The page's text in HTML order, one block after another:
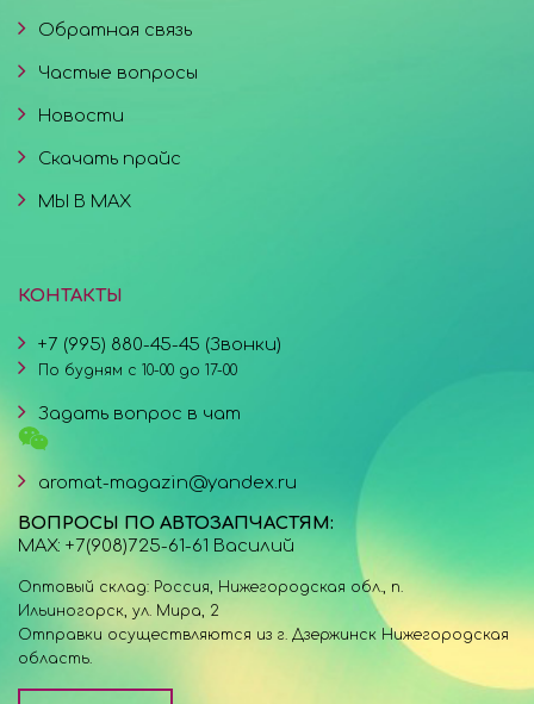
Обратная связь
Частые вопросы
Новости
Скачать прайс
МЫ В MAX
КОНТАКТЫ
+7 (995) 880-45-45 (Звонки)
По будням с 10-00 до 17-00
Задать вопрос в чат
aromat-magazin@yandex.ru
ВОПРОСЫ ПО АВТОЗАПЧАСТЯМ:
MAX: +7(908)725-61-61 Василий
Оптовый склад: Россия, Нижегородская обл., п.
Ильиногорск, ул. Мира, 2
Отправки осуществляются из г. Дзержинск Нижегородская
область.